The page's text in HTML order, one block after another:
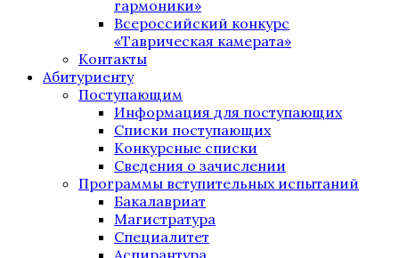
гармоники»
Всероссийский конкурс
«Таврическая камерата»
Контакты
Абитуриенту
Поступающим
Информация для поступающих
Списки поступающих
Конкурсные списки
Сведения о зачислении
Программы вступительных испытаний
Бакалавриат
Магистратура
Специалитет
Аспирантура